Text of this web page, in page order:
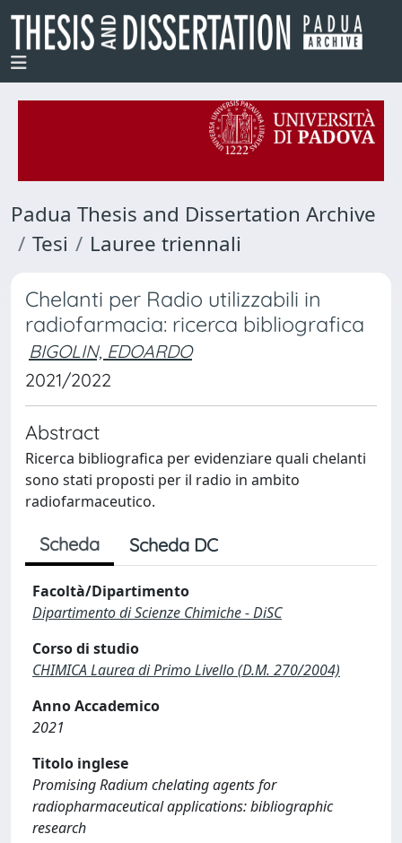
Padua Thesis and Dissertation Archive
Tesi
Lauree triennali
Chelanti per Radio utilizzabili in
radiofarmacia: ricerca bibliografica
BIGOLIN, EDOARDO
2021/2022
Abstract
Ricerca bibliografica per evidenziare quali chelanti
sono stati proposti per il radio in ambito
radiofarmaceutico.
Scheda Scheda DC
Facoltà/Dipartimento
Dipartimento di Scienze Chimiche - DiSC
Corso di studio
CHIMICA Laurea di Primo Livello (D.M. 270/2004)
Anno Accademico
2021
Titolo inglese
Promising Radium chelating agents for
radiopharmaceutical applications: bibliographic
research